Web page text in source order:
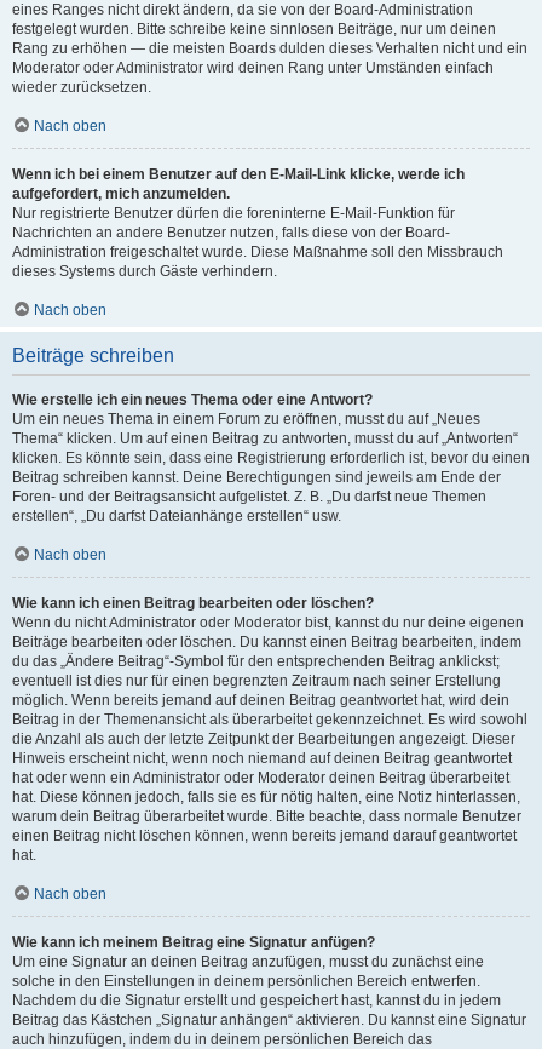
eines Ranges nicht direkt ändern, da sie von der Board-Administration
festgelegt wurden. Bitte schreibe keine sinnlosen Beiträge, nur um deinen
Rang zu erhöhen — die meisten Boards dulden dieses Verhalten nicht und ein
Moderator oder Administrator wird deinen Rang unter Umständen einfach
wieder zurücksetzen.
Nach oben
Wenn ich bei einem Benutzer auf den E-Mail-Link klicke, werde ich
aufgefordert, mich anzumelden.
Nur registrierte Benutzer dürfen die foreninterne E-Mail-Funktion für
Nachrichten an andere Benutzer nutzen, falls diese von der Board-
Administration freigeschaltet wurde. Diese Maßnahme soll den Missbrauch
dieses Systems durch Gäste verhindern.
Nach oben
Beiträge schreiben
Wie erstelle ich ein neues Thema oder eine Antwort?
Um ein neues Thema in einem Forum zu eröffnen, musst du auf „Neues
Thema“ klicken. Um auf einen Beitrag zu antworten, musst du auf „Antworten“
klicken. Es könnte sein, dass eine Registrierung erforderlich ist, bevor du einen
Beitrag schreiben kannst. Deine Berechtigungen sind jeweils am Ende der
Foren- und der Beitragsansicht aufgelistet. Z. B. „Du darfst neue Themen
erstellen“, „Du darfst Dateianhänge erstellen“ usw.
Nach oben
Wie kann ich einen Beitrag bearbeiten oder löschen?
Wenn du nicht Administrator oder Moderator bist, kannst du nur deine eigenen
Beiträge bearbeiten oder löschen. Du kannst einen Beitrag bearbeiten, indem
du das „Ändere Beitrag“-Symbol für den entsprechenden Beitrag anklickst;
eventuell ist dies nur für einen begrenzten Zeitraum nach seiner Erstellung
möglich. Wenn bereits jemand auf deinen Beitrag geantwortet hat, wird dein
Beitrag in der Themenansicht als überarbeitet gekennzeichnet. Es wird sowohl
die Anzahl als auch der letzte Zeitpunkt der Bearbeitungen angezeigt. Dieser
Hinweis erscheint nicht, wenn noch niemand auf deinen Beitrag geantwortet
hat oder wenn ein Administrator oder Moderator deinen Beitrag überarbeitet
hat. Diese können jedoch, falls sie es für nötig halten, eine Notiz hinterlassen,
warum dein Beitrag überarbeitet wurde. Bitte beachte, dass normale Benutzer
einen Beitrag nicht löschen können, wenn bereits jemand darauf geantwortet
hat.
Nach oben
Wie kann ich meinem Beitrag eine Signatur anfügen?
Um eine Signatur an deinen Beitrag anzufügen, musst du zunächst eine
solche in den Einstellungen in deinem persönlichen Bereich entwerfen.
Nachdem du die Signatur erstellt und gespeichert hast, kannst du in jedem
Beitrag das Kästchen „Signatur anhängen“ aktivieren. Du kannst eine Signatur
auch hinzufügen, indem du in deinem persönlichen Bereich das